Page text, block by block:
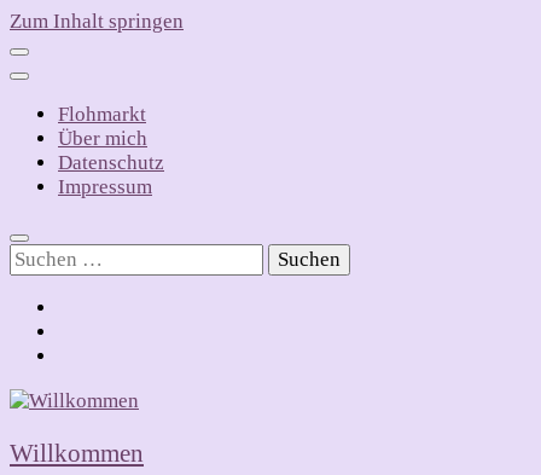
Zum Inhalt springen
Flohmarkt
Über mich
Datenschutz
Impressum
Suchen
nach:
Willkommen